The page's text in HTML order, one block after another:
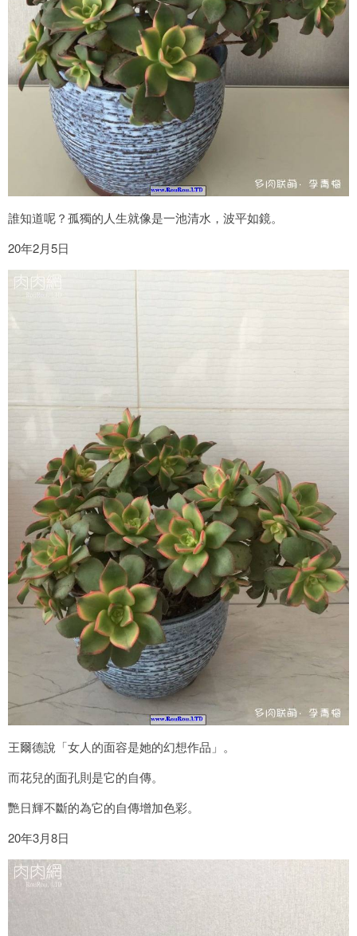
誰知道呢？孤獨的人生就像是一池清水，波平如鏡。
20年2月5日
王爾德說「女人的面容是她的幻想作品」。
而花兒的面孔則是它的自傳。
艷日輝不斷的為它的自傳增加色彩。
20年3月8日